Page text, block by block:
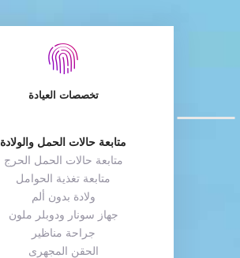
تخصصات العيادة
متابعة حالات الحمل والولادة
متابعة حالات الحمل الحرج
متابعة تغذية الحوامل
ولادة بدون ألم
جهاز سونار ودوبلر ملون
جراحة مناظير
الحقن المجهرى